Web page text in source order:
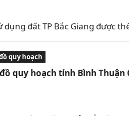
dụng đất TP Bắc Giang được
quy hoạch
quy hoạch tỉnh Bình Thuận